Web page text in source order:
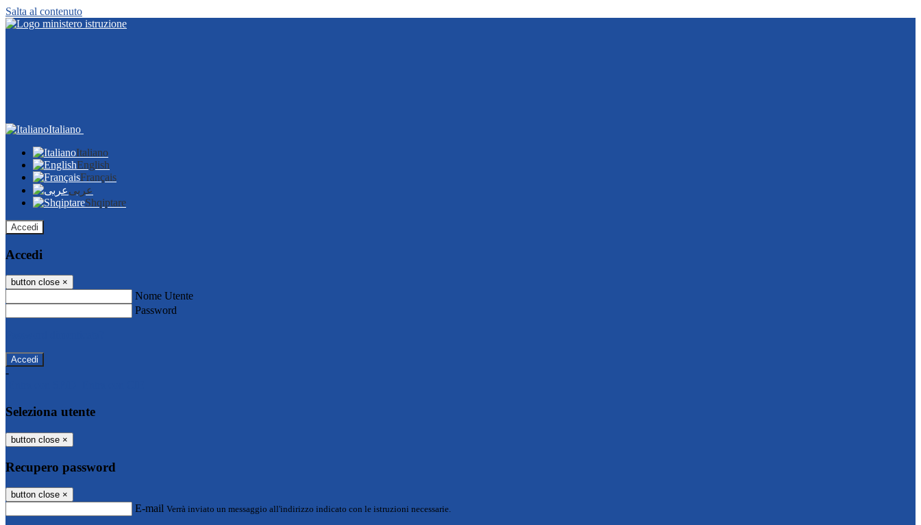
Salta al contenuto
Italiano
Italiano
English
Français
عربى
Shqiptare
Accedi
Accedi
button close ×
Nome Utente
Password
-
Seleziona utente
button close ×
Recupero password
button close ×
E-mail Verrà inviato un messaggio all'indirizzo indicato con le istruzioni necessarie.